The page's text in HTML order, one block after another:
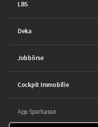
LBS
Deka
Jobbörse
Cockpit Immobilie
App Sparkasse